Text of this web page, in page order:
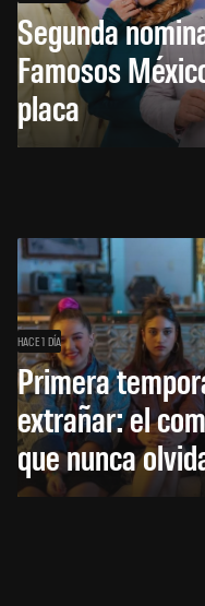
Segunda
Famosos
placa
HACE 1 DÍA
Primera
extrañar: el
que nunca